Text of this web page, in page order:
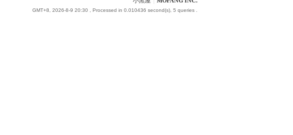
GMT+8, 2026-8-9 20:30 , Processed in 0.010436 second(s), 5 queries .